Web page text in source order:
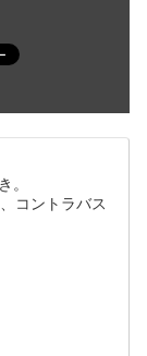
。
コントラバス